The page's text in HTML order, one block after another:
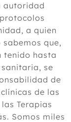
autoridad
a quien
que,
tenido hasta
se
de
de las
Terapias
Somos miles